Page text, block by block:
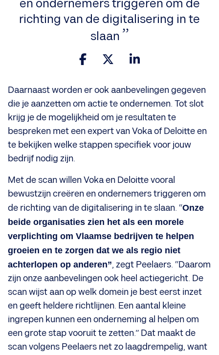
en ondernemers triggeren om de
richting van de digitalisering in te
slaan
Daarnaast worden er ook aanbevelingen gegeven
die je aanzetten om actie te ondernemen. Tot slot
krijg je de mogelijkheid om je resultaten te
bespreken met een expert van Voka of Deloitte en
te bekijken welke stappen specifiek voor jouw
bedrijf nodig zijn.
Met de scan willen Voka en Deloitte vooral
bewustzijn creëren en ondernemers triggeren om
de richting van de digitalisering in te slaan. “Onze
beide organisaties zien het als een morele
verplichting om Vlaamse bedrijven te helpen
groeien en te zorgen dat we als regio niet
achterlopen op anderen”, zegt Peelaers. “Daarom
zijn onze aanbevelingen ook heel actiegericht. De
scan wijst aan op welk domein je best eerst inzet
en geeft heldere richtlijnen. Een aantal kleine
ingrepen kunnen een onderneming al helpen om
een grote stap vooruit te zetten.” Dat maakt de
scan volgens Peelaers net zo laagdrempelig, want